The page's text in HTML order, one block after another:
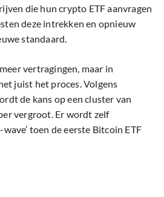
die hun crypto ETF aanvragen
deze intrekken en opnieuw
standaard.
vertragingen, maar in
juist het proces. Volgens
de kans op een cluster van
vergroot. Er wordt zelf
wave’ toen de eerste Bitcoin ETF